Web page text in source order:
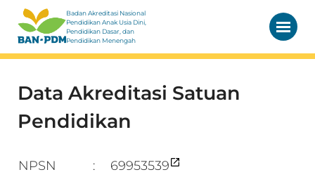
Badan Akreditasi Nasional
Pendidikan Anak Usia Dini,
Pendidikan Dasar, dan
Pendidikan Menengah
Data Akreditasi Satuan
Pendidikan
NPSN :
69953539